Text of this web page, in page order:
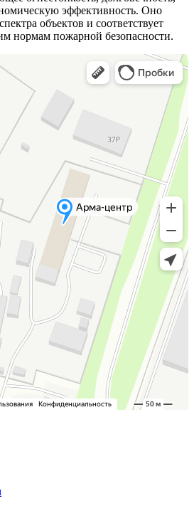
эффективность. Оно
спектра объектов и соответствует
нормам пожарной безопасности.